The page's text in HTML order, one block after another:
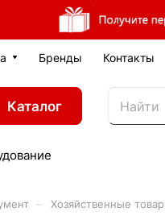
Бренды Контакты
Каталог
Хозяйственные